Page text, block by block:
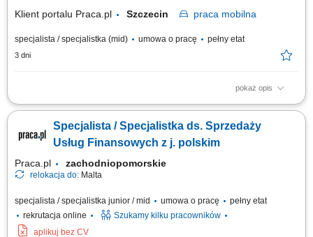
Klient portalu Praca.pl Szczecin praca mobilna
specjalista / specjalistka (mid) umowa o pracę pełny etat
3 dni
pokaż opis
Pozyskiwanie nowych klientów na wskazanym obszarze;
współpracy; Budowanie i utrzymywanie długofalowych relacji z klientami
biznesowymi; Realizacja celów sprzedażowych; Monitorowanie realizacji
Specjalista / Specjalistka ds. Sprzedaży
Usług Finansowych z j. polskim
Praca.pl zachodniopomorskie
relokacja do: Malta
specjalista / specjalistka junior / mid umowa o pracę
pełny etat
rekrutacja online
Szukamy kilku pracowników
aplikuj bez CV